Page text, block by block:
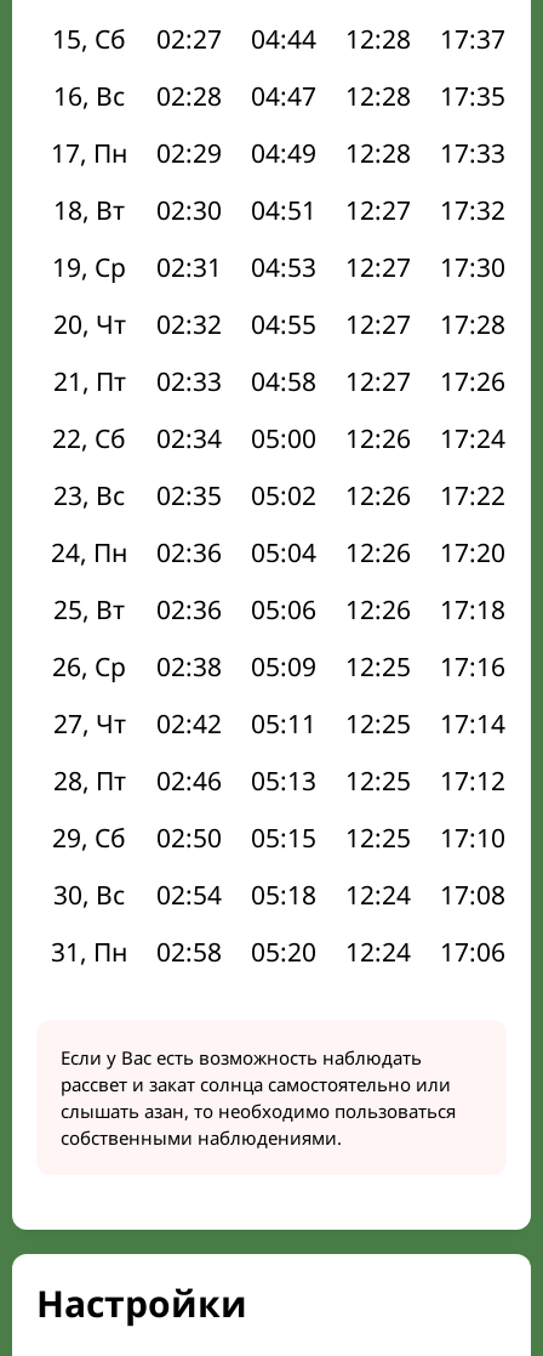
15, Сб
02:27 04:44 12:28 17:37
16, Вс
02:28 04:47 12:28 17:35
17, Пн
02:29 04:49 12:28 17:33
18, Вт
02:30 04:51 12:27 17:32
19, Ср
02:31 04:53 12:27 17:30
20, Чт
02:32 04:55 12:27 17:28
21, Пт
02:33 04:58 12:27 17:26
22, Сб
02:34 05:00 12:26 17:24
23, Вс
02:35 05:02 12:26 17:22
24, Пн
02:36 05:04 12:26 17:20
25, Вт
02:36 05:06 12:26 17:18
26, Ср
02:38 05:09 12:25 17:16
27, Чт
02:42 05:11 12:25 17:14
28, Пт
02:46 05:13 12:25 17:12
29, Сб
02:50 05:15 12:25 17:10
30, Вс
02:54 05:18 12:24 17:08
31, Пн
02:58 05:20 12:24 17:06
Если у Вас есть возможность наблюдать
рассвет и закат солнца самостоятельно или
слышать азан, то необходимо пользоваться
собственными наблюдениями.
Настройки